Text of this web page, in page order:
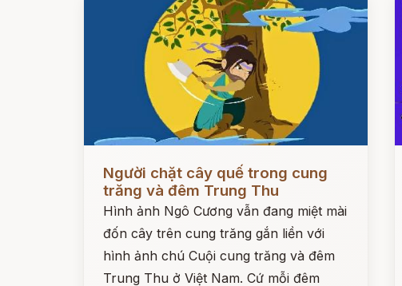
Người chặt cây quế trong cung
trăng và đêm Trung Thu
Hình ảnh Ngô Cương vẫn đang miệt mài
đốn cây trên cung trăng gắn liền với
hình ảnh chú Cuội cung trăng và đêm
Trung Thu ở Việt Nam. Cứ mỗi đêm